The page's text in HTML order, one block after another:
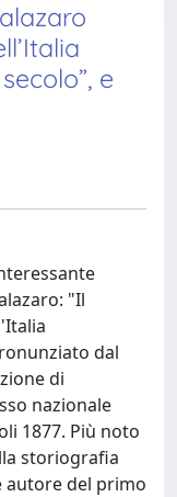
e
"Il
dal
di
nazionale
1877. Più noto
storiografia
autore del primo